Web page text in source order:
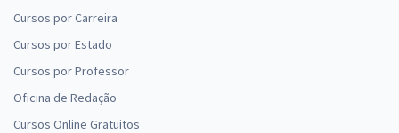
Aeronáutica - Exame de Admissão - (EAOEAR) - Engenharia Civil (CIV)
Com Orientações para o TAF
Cursos por Carreira
Cursos por Estado
Cursos por Professor
Oficina de Redação
Cursos Online Gratuitos